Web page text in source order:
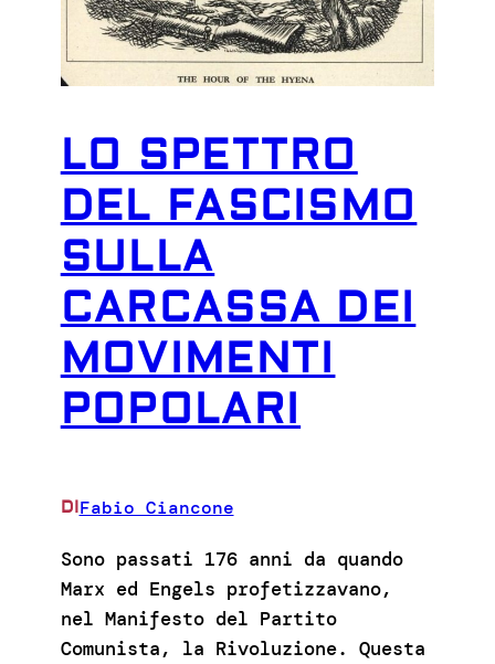
LO SPETTRO
DEL FASCISMO
SULLA
CARCASSA DEI
MOVIMENTI
POPOLARI
DIFabio Ciancone
Sono passati 176 anni da quando
Marx ed Engels profetizzavano,
nel Manifesto del Partito
Comunista, la Rivoluzione. Questa